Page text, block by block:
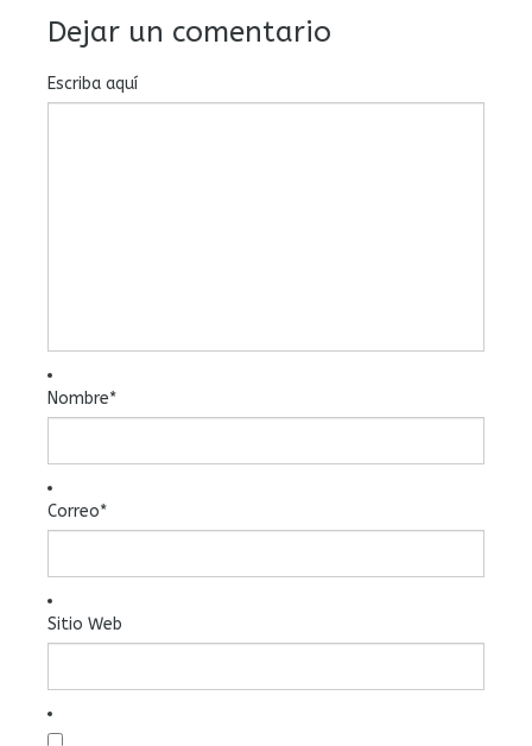
Dejar un comentario
Escriba aquí
Nombre*
Correo*
Sitio Web